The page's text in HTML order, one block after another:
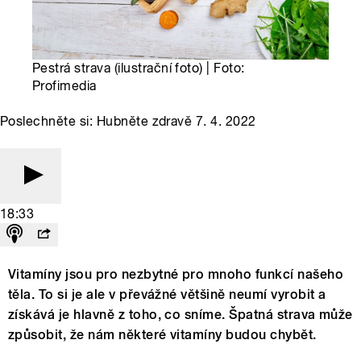
Pestrá strava (ilustrační foto) | Foto:
Profimedia
Poslechněte si: Hubněte zdravě 7. 4. 2022
18:33
Vitamíny jsou pro nezbytné pro mnoho funkcí našeho
těla. To si je ale v převážné většině neumí vyrobit a
získává je hlavně z toho, co sníme. Špatná strava může
způsobit, že nám některé vitamíny budou chybět.